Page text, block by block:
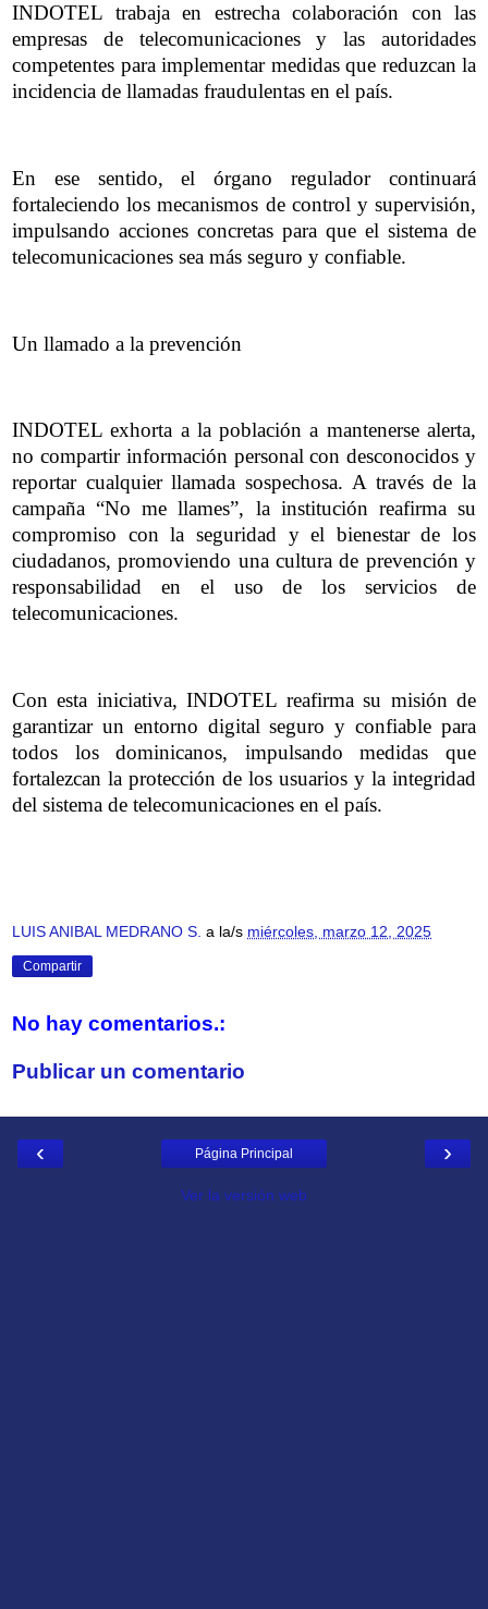
INDOTEL trabaja en estrecha colaboración con las
empresas de telecomunicaciones y las autoridades
competentes para implementar medidas que reduzcan la
incidencia de llamadas fraudulentas en el país.
En ese sentido, el órgano regulador continuará
fortaleciendo los mecanismos de control y supervisión,
impulsando acciones concretas para que el sistema de
telecomunicaciones sea más seguro y confiable.
Un llamado a la prevención
INDOTEL exhorta a la población a mantenerse alerta,
no compartir información personal con desconocidos y
reportar cualquier llamada sospechosa. A través de la
campaña “No me llames”, la institución reafirma su
compromiso con la seguridad y el bienestar de los
ciudadanos, promoviendo una cultura de prevención y
responsabilidad en el uso de los servicios de
telecomunicaciones.
Con esta iniciativa, INDOTEL reafirma su misión de
garantizar un entorno digital seguro y confiable para
todos los dominicanos, impulsando medidas que
fortalezcan la protección de los usuarios y la integridad
del sistema de telecomunicaciones en el país.
LUIS ANIBAL MEDRANO S. a la/s miércoles, marzo 12, 2025
Compartir
No hay comentarios.:
Publicar un comentario
‹ ›
Página Principal
Ver la versión web